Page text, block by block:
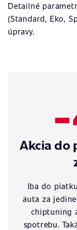
Detailné
(Standard, Eko,
úpravy.
Akcia do
Iba do
auta za
chiptuning
spotrebu.